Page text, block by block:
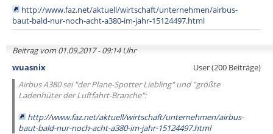
http://www.faz.net/aktuell/wirtschaft/unternehmen/airbus-
baut-bald-nur-noch-acht-a380-im-jahr-15124497.html
Beitrag vom 01.09.2017 - 09:14 Uhr
wuasnix
User (200 Beiträge)
Airbus A380 sei "der Plane-Spotter Liebling" und "größte
Ladenhüter der Luftfahrt-Branche":
http://www.faz.net/aktuell/wirtschaft/unternehmen/airbus-
baut-bald-nur-noch-acht-a380-im-jahr-15124497.html